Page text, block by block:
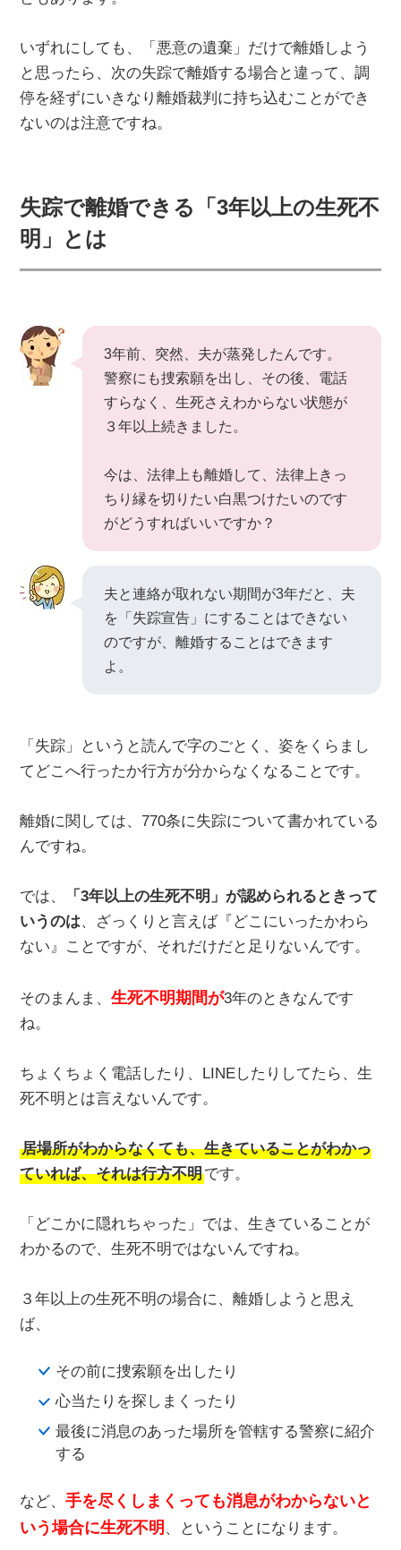
いずれにしても、「悪意の遺棄」だけで離婚しよう
と思ったら、次の失踪で離婚する場合と違って、調
停を経ずにいきなり離婚裁判に持ち込むことができ
ないのは注意ですね。
失踪で離婚できる「3年以上の生死不
明」とは
3年前、突然、夫が蒸発したんです。
警察にも捜索願を出し、その後、電話
すらなく、生死さえわからない状態が
３年以上続きました。
今は、法律上も離婚して、法律上きっ
ちり縁を切りたい白黒つけたいのです
がどうすればいいですか？
夫と連絡が取れない期間が3年だと、夫
を「失踪宣告」にすることはできない
のですが、離婚することはできます
よ。
「失踪」というと読んで字のごとく、姿をくらまし
てどこへ行ったか行方が分からなくなることです。
離婚に関しては、770条に失踪について書かれている
んですね。
では、
「3年以上の生死不明」が認められるときって
いうのは、ざっくりと言えば『どこにいったかわら
ない』ことですが、それだけだと足りないんです。
そのまんま、生死不明期間が3年のときなんです
ね。
ちょくちょく電話したり、LINEしたりしてたら、生
死不明とは言えないんです。
居場所がわからなくても、生きていることがわかっ
ていれば、それは行方不明です。
「どこかに隠れちゃった」では、生きていることが
わかるので、生死不明ではないんですね。
３年以上の生死不明の場合に、離婚しようと思え
ば、
その前に捜索願を出したり
心当たりを探しまくったり
最後に消息のあった場所を管轄する警察に紹介
する
など、手を尽くしまくっても消息がわからないと
いう場合に生死不明 、ということになります。